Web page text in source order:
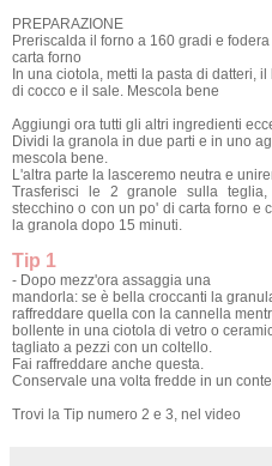
PREPARAZIONE
Preriscalda il forno a 160 gradi e
carta forno
In una ciotola, metti la pasta di datteri,
di cocco e il sale. Mescola bene
Aggiungi ora tutti gli altri ingredienti
Dividi la granola in due parti e in uno
mescola bene.
L'altra parte la lasceremo neutra e
Trasferisci le 2 granole sulla
stecchino o con un po' di carta forno e
la granola dopo 15 minuti.
Tip 1
- Dopo mezz'ora assaggia una
mandorla: se è bella croccanti la
raffreddare quella con la cannella
bollente in una ciotola di vetro o
tagliato a pezzi con un coltello.
Fai raffreddare anche questa.
Conservale una volta fredde in un
Trovi la Tip numero 2 e 3, nel video